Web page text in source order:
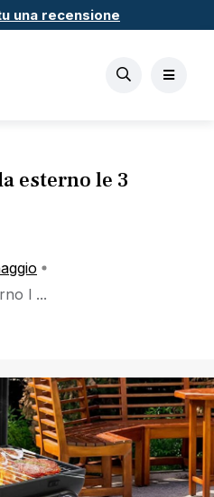
una recensione
esterno le 3
l ...